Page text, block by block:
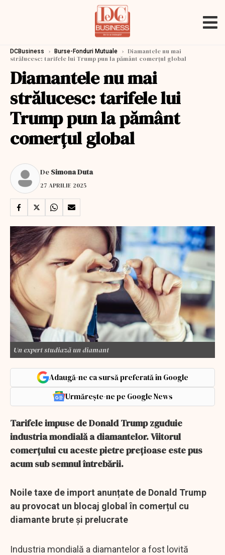
DCBusiness › Burse-Fonduri Mutuale › Diamantele nu mai
strălucesc: tarifele lui Trump pun la pământ comerțul global
Diamantele nu mai
strălucesc: tarifele lui
Trump pun la pământ
comerțul global
De Simona Duta
27 APRILIE 2025
Un expert studiază un diamant
Adaugă-ne ca sursă preferată în Google
Urmărește-ne pe Google News
Tarifele impuse de Donald Trump zguduie
industria mondială a diamantelor. Viitorul
comerțului cu aceste pietre prețioase este pus
acum sub semnul întrebării.
Noile taxe de import anunțate de Donald Trump
au provocat un blocaj global în comerțul cu
diamante brute și prelucrate
Industria mondială a diamantelor a fost lovită